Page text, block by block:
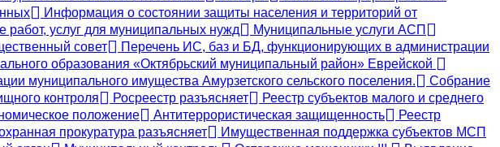
Информация о состоянии защиты населения и территорий от
услуг для муниципальных нужд
Муниципальные услуги АСП
совет
Перечень ИС, баз и БД, функционирующих в администрации
образования «Октябрьский муниципальный район» Еврейской
муниципального имущества Амурзетского сельского поселения.
Собрание
контроля Росреестр разъясняет
Реестр субъектов малого и среднего
положение Антитеррористическая защищенность
Реестр
прокуратура разъясняет
Имущественная поддержка субъектов МСП